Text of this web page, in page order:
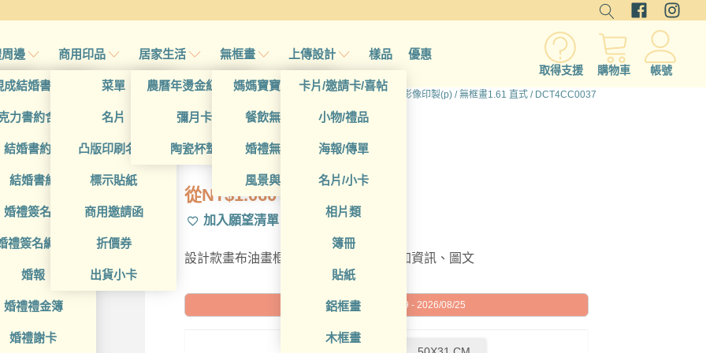
邊
成結婚書約夾
力書約含木座
結婚書約組
結婚書約
婚禮簽名簿
禮簽名綢(p)
婚報
婚禮禮金簿
婚禮謝卡
商用印品
菜單
名片
凸版印刷名片
標示貼紙
商用邀請函
折價券
出貨小卡
居家生活
農曆年燙金紅包袋
彌月卡
陶瓷杯墊
無框畫
媽媽寶寶無框畫
餐飲無框畫
婚禮無框畫
風景與藝術
上傳設計
卡片/邀請卡/喜帖
小物/禮品
海報/傳單
名片/小卡
相片類
簿冊
貼紙
鋁框畫
木框畫
樣品 優惠
取得支援 購物車 帳號
首頁/所有產品 / 少量影像印製(p) /無框畫1.61 直式 / DCT4CC0037
DCT4CC0037
從NT$1.060
加入願望清單
設計款畫布油畫框，可進一步編輯或增加資訊、圖文
預計到貨日: 2026/08/19 - 2026/08/25